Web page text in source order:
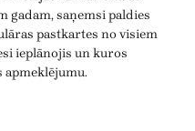
gadam, saņemsi paldies
pastkartes no visiem
ieplānojis un kuros
apmeklējumu.